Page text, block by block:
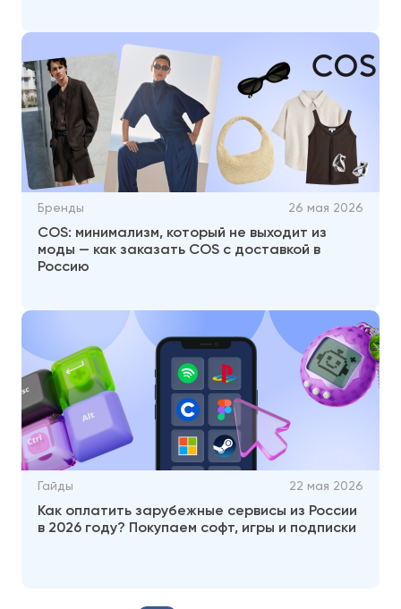
Бренды 26 мая 2026
COS: минимализм, который не выходит из
моды — как заказать COS с доставкой в
Россию
Гайды 22 мая 2026
Как оплатить зарубежные сервисы из России
в 2026 году? Покупаем софт, игры и подписки